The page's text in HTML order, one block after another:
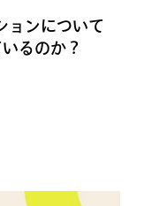
ョンについて
るのか？